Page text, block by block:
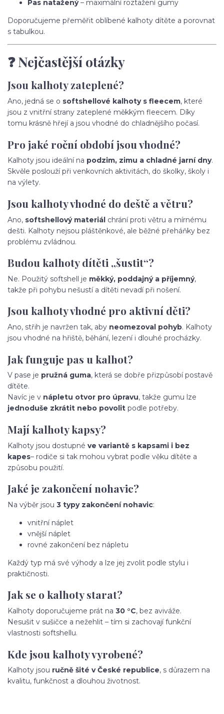
Pas natažený– maximální roztažení gumy
Doporučujeme přeměřit oblíbené kalhoty dítěte a porovnat
s tabulkou.
❓ Nejčastější otázky
Jsou kalhoty zateplené?
Ano, jedná se o softshellové kalhoty s fleecem, které
jsou z vnitřní strany zateplené měkkým fleecem. Díky
tomu krásně hřejí a jsou vhodné do chladnějšího počasí.
Pro jaké roční období jsou vhodné?
Kalhoty jsou ideální na podzim, zimu a chladné jarní dny.
Skvěle poslouží při venkovních aktivitách, do školky, školy i
na výlety.
Jsou kalhoty vhodné do deště a větru?
Ano, softshellový materiál chrání proti větru a mírnému
dešti. Kalhoty nejsou pláštěnkové, ale běžné přeháňky bez
problému zvládnou.
Budou kalhoty dítěti „šustit“?
Ne. Použitý softshell je měkký, poddajný a příjemný,
takže při pohybu nešustí a dítěti nevadí při nošení.
Jsou kalhoty vhodné pro aktivní děti?
Ano, střih je navržen tak, aby neomezoval pohyb. Kalhoty
jsou vhodné na hřiště, běhání, lezení i dlouhé procházky.
Jak funguje pas u kalhot?
V pase je pružná guma, která se dobře přizpůsobí postavě
dítěte.
Navíc je v nápletu otvor pro úpravu, takže gumu lze
jednoduše zkrátit nebo povolit podle potřeby.
Mají kalhoty kapsy?
Kalhoty jsou dostupné ve variantě s kapsami i bez
kapes– rodiče si tak mohou vybrat podle věku dítěte a
způsobu použití.
Jaké je zakončení nohavic?
Na výběr jsou 3 typy zakončení nohavic:
vnitřní náplet
vnější náplet
rovné zakončení bez nápletu
Každý typ má své výhody a lze jej zvolit podle stylu i
praktičnosti.
Jak se o kalhoty starat?
Kalhoty doporučujeme prát na 30 °C, bez aviváže.
Nesušit v sušičce a nežehlit – tím si zachovají funkční
vlastnosti softshellu.
Kde jsou kalhoty vyrobené?
Kalhoty jsou ručně šité v České republice, s důrazem na
kvalitu, funkčnost a dlouhou životnost.